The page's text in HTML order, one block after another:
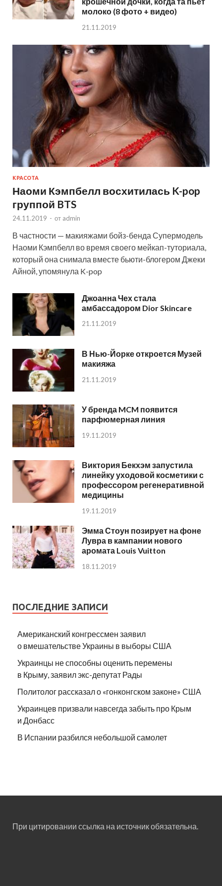
молоко (8 фото + видео)
21.11.2019
КРАСОТА
Наоми Кэмпбелл восхитилась K-pop
группой BTS
24.11.2019 - от admin
В частности — макияжами бойз-бенда Супермодель
Наоми Кэмпбелл во время своего мейкап-туториала,
который она снимала вместе бьюти-блогером Джеки
Айной, упомянула K-pop
Джоанна Чех стала
амбассадором Dior Skincare
21.11.2019
В Нью-Йорке откроется Музей
макияжа
21.11.2019
У бренда MCM появится
парфюмерная линия
19.11.2019
Виктория Бекхэм запустила
линейку уходовой косметики с
профессором регенеративной
медицины
19.11.2019
Эмма Стоун позирует на фоне
Лувра в кампании нового
аромата Louis Vuitton
18.11.2019
ПОСЛЕДНИЕ ЗАПИСИ
Американский конгрессмен заявил
о вмешательстве Украины в выборы США
Украинцы не способны оценить перемены
в Крыму, заявил экс-депутат Рады
Политолог рассказал о «гонконгском законе» США
Украинцев призвали навсегда забыть про Крым
и Донбасс
В Испании разбился небольшой самолет
При цитировании ссылка на источник обязательна.